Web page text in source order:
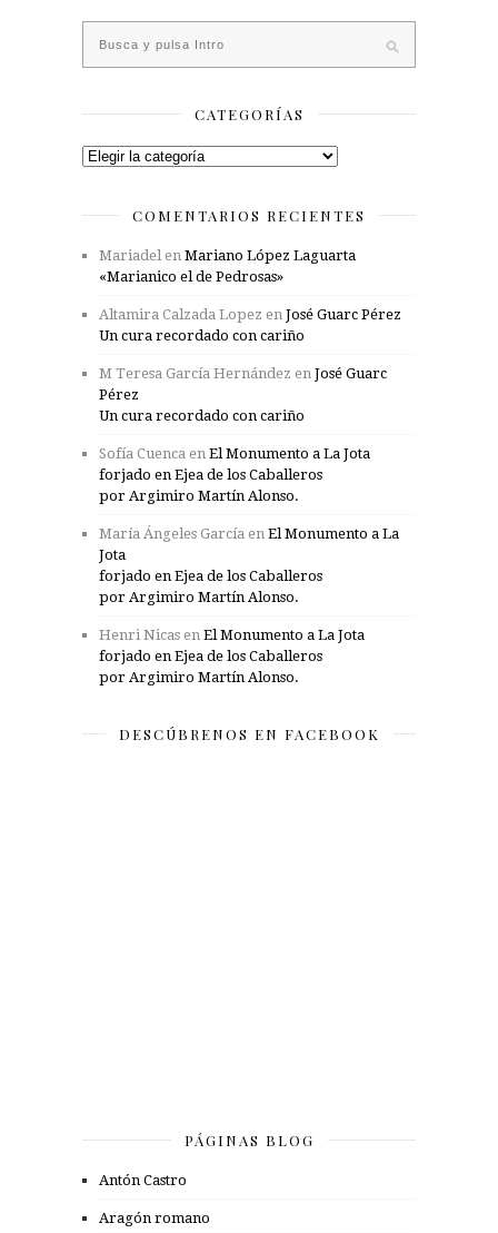
CATEGORÍAS
Categorías
COMENTARIOS RECIENTES
Mariadel en Mariano López Laguarta
«Marianico el de Pedrosas»
Altamira Calzada Lopez en José Guarc Pérez
Un cura recordado con cariño
M Teresa García Hernández en José Guarc
Pérez
Un cura recordado con cariño
Sofía Cuenca en El Monumento a La Jota
forjado en Ejea de los Caballeros
por Argimiro Martín Alonso.
María Ángeles García en El Monumento a La
Jota
forjado en Ejea de los Caballeros
por Argimiro Martín Alonso.
Henri Nicas en El Monumento a La Jota
forjado en Ejea de los Caballeros
por Argimiro Martín Alonso.
DESCÚBRENOS EN FACEBOOK
PÁGINAS BLOG
Antón Castro
Aragón romano